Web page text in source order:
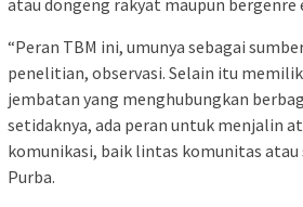
atau dongeng rakyat maupun bergenre
“Peran TBM ini, umunya sebagai
penelitian, observasi. Selain itu
jembatan yang menghubungkan
setidaknya, ada peran untuk menjalin
komunikasi, baik lintas komunitas atau
Purba.